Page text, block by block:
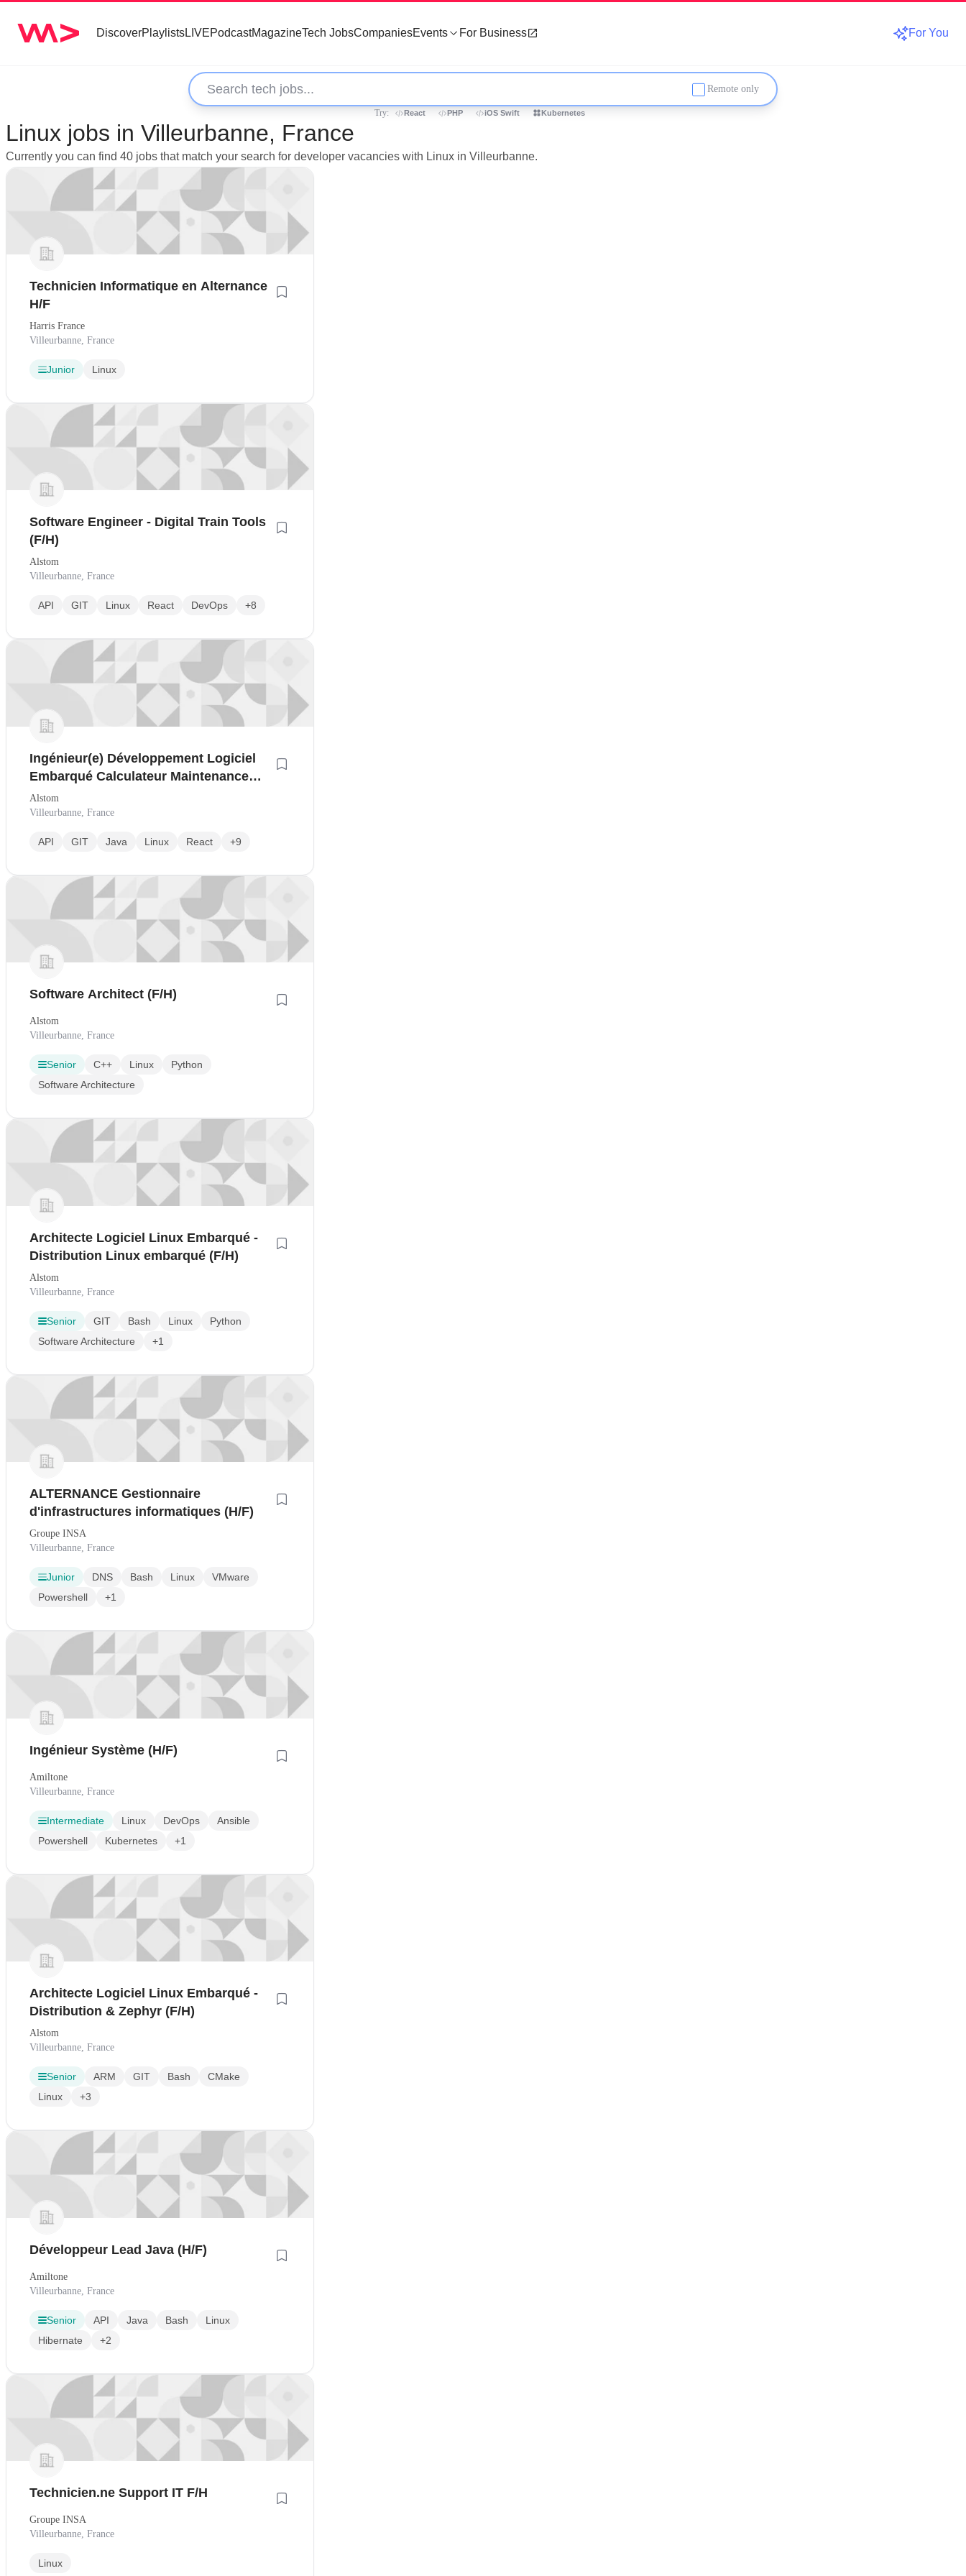
DiscoverPlaylistsLIVEPodcastMagazineTech JobsCompaniesEvents For Business For You
Remote only
Try: React PHP iOS Swift Kubernetes
Linux jobs in Villeurbanne, France
Currently you can find 40 jobs that match your search for developer vacancies with Linux in Villeurbanne.
Technicien Informatique en Alternance
H/F
Harris France
Villeurbanne, France
Junior Linux
Software Engineer - Digital Train Tools
(F/H)
Alstom
Villeurbanne, France
API GIT Linux React DevOps +8
Ingénieur(e) Développement Logiciel
Embarqué Calculateur Maintenance
(H/F)
Alstom
Villeurbanne, France
API GIT Java Linux React +9
Software Architect (F/H)
Alstom
Villeurbanne, France
Senior C++ Linux
Python
Software Architecture
Architecte Logiciel Linux Embarqué -
Distribution Linux embarqué (F/H)
Alstom
Villeurbanne, France
Senior GIT Bash Linux
Python
Software Architecture
+1
ALTERNANCE Gestionnaire
d'infrastructures informatiques (H/F)
Groupe INSA
Villeurbanne, France
Junior DNS Bash Linux
VMware
Powershell
+1
Ingénieur Système (H/F)
Amiltone
Villeurbanne, France
Intermediate Linux DevOps
Ansible
Powershell
Kubernetes +1
Architecte Logiciel Linux Embarqué -
Distribution & Zephyr (F/H)
Alstom
Villeurbanne, France
Senior ARM GIT Bash
CMake
Linux
+3
Développeur Lead Java (H/F)
Amiltone
Villeurbanne, France
Senior API Java Bash
Linux
Hibernate
+2
Technicien.ne Support IT F/H
Groupe INSA
Villeurbanne, France
Linux